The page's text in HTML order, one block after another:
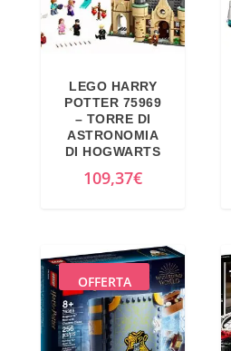
LEGO HARRY
POTTER 75969
– TORRE DI
ASTRONOMIA
DI HOGWARTS
109,37€
OFFERTA